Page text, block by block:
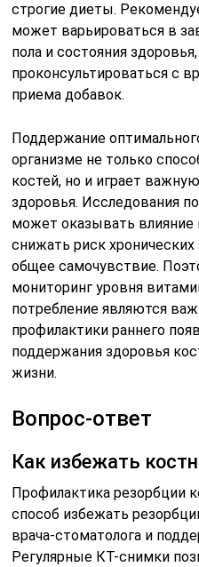
строгие диеты.
может варьироваться в
пола и состояния
проконсультироваться с
приема добавок.
Поддержание
организме не только
костей, но и играет
здоровья. Исследования
может оказывать
снижать риск
общее самочувствие.
мониторинг уровня
потребление являются
профилактики раннего
поддержания здоровья
жизни.
Вопрос-ответ
Как избежать
Профилактика
способ избежать
врача-стоматолога и
Регулярные КТ-снимки